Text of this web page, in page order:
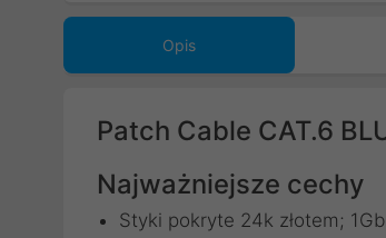
Opis
Patch Cable CAT.6
Najważniejsze cechy
Styki pokryte 24k złotem;